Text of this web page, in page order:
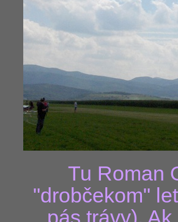
Tu Roman
"drobčekom"
pás trávy).